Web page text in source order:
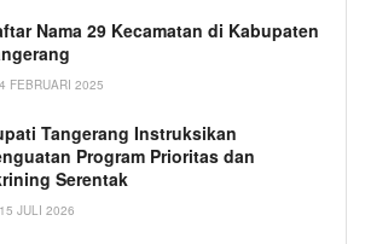
Nama 29 Kecamatan di Kabupaten
4 FEBRUARI 2025
Tangerang Instruksikan
Program Prioritas dan
Serentak
15 JULI 2026